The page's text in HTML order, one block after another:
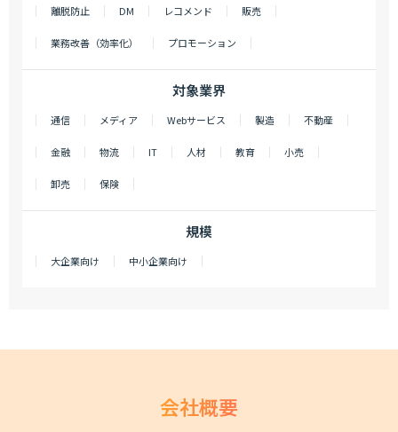
離脱防止 DM レコメンド 販売
業務改善（効率化） プロモーション
対象業界
通信 メディア Webサービス 製造 不動産
金融 物流 IT 人材 教育 小売
卸売 保険
規模
大企業向け 中小企業向け
会社概要